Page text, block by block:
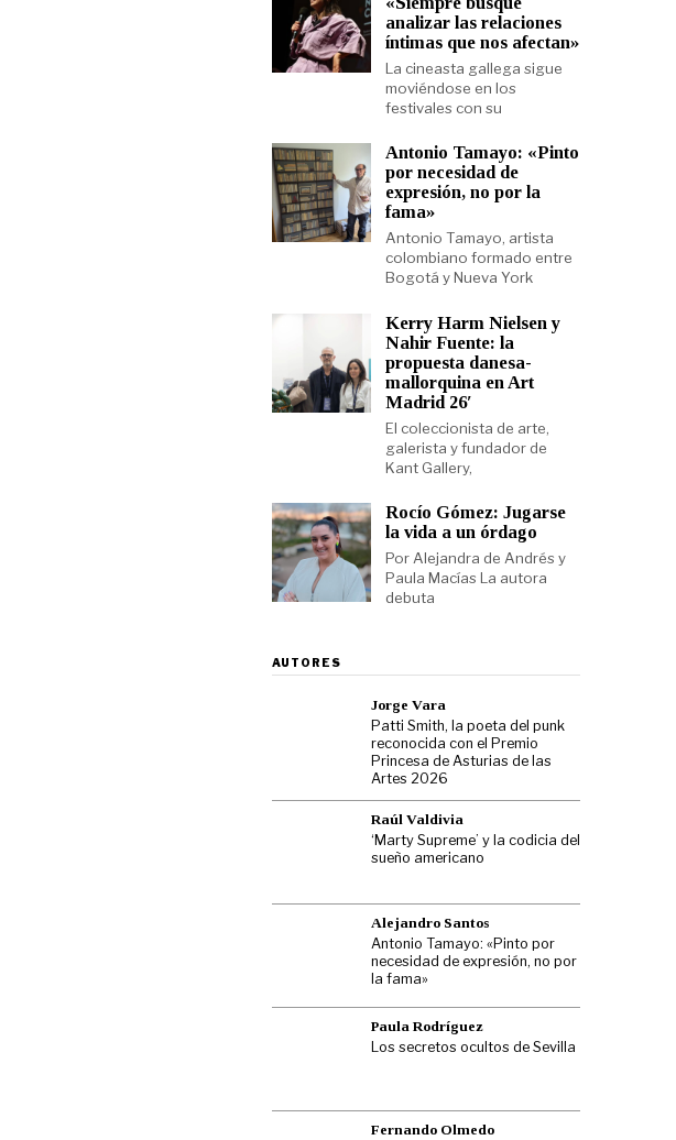
analizar las relaciones
íntimas que nos afectan»
La cineasta gallega sigue
moviéndose en los
festivales con su
Antonio Tamayo: «Pinto
por necesidad de
expresión, no por la
fama»
Antonio Tamayo, artista
colombiano formado entre
Bogotá y Nueva York
Kerry Harm Nielsen y
Nahir Fuente: la
propuesta danesa-
mallorquina en Art
Madrid 26′
El coleccionista de arte,
galerista y fundador de
Kant Gallery,
Rocío Gómez: Jugarse
la vida a un órdago
Por Alejandra de Andrés y
Paula Macías La autora
debuta
AUTORES
Jorge Vara
Patti Smith, la poeta del punk
reconocida con el Premio
Princesa de Asturias de las
Artes 2026
Raúl Valdivia
‘Marty Supreme’ y la codicia del
sueño americano
Alejandro Santos
Antonio Tamayo: «Pinto por
necesidad de expresión, no por
la fama»
Paula Rodríguez
Los secretos ocultos de Sevilla
Fernando Olmedo